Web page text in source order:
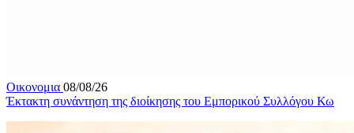
Οικονομια 08/08/26
Έκτακτη συνάντηση της διοίκησης του Εμπορικού Συλλόγου Κω